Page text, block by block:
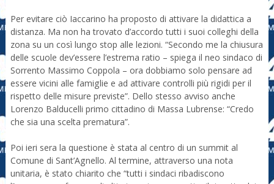
Per evitare ciò Iaccarino ha proposto di attivare la didattica a
distanza. Ma non ha trovato d’accordo tutti i suoi colleghi della
zona su un così lungo stop alle lezioni. “Secondo me la chiusura
delle scuole dev’essere l’estrema ratio – spiega il neo sindaco di
Sorrento Massimo Coppola – ora dobbiamo solo pensare ad
essere vicini alle famiglie e ad attivare controlli più rigidi per il
rispetto delle misure previste”. Dello stesso avviso anche
Lorenzo Balducelli primo cittadino di Massa Lubrense: “Credo
che sia una scelta prematura”.
Poi ieri sera la questione è stata al centro di un summit al
Comune di Sant’Agnello. Al termine, attraverso una nota
unitaria, è stato chiarito che “tutti i sindaci ribadiscono